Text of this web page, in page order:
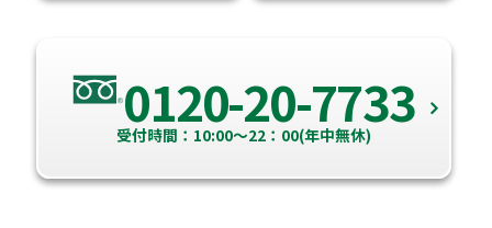
0120-20-7733
受付時間：10:00～22：00(年中無休)